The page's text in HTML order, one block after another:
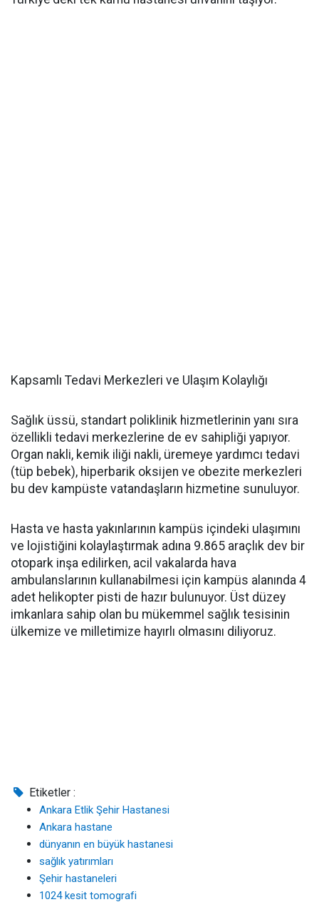
Kapsamlı Tedavi Merkezleri ve Ulaşım Kolaylığı
Sağlık üssü, standart poliklinik hizmetlerinin yanı sıra
özellikli tedavi merkezlerine de ev sahipliği yapıyor.
Organ nakli, kemik iliği nakli, üremeye yardımcı tedavi
(tüp bebek), hiperbarik oksijen ve obezite merkezleri
bu dev kampüste vatandaşların hizmetine sunuluyor.
Hasta ve hasta yakınlarının kampüs içindeki ulaşımını
ve lojistiğini kolaylaştırmak adına 9.865 araçlık dev bir
otopark inşa edilirken, acil vakalarda hava
ambulanslarının kullanabilmesi için kampüs alanında 4
adet helikopter pisti de hazır bulunuyor. Üst düzey
imkanlara sahip olan bu mükemmel sağlık tesisinin
ülkemize ve milletimize hayırlı olmasını diliyoruz.
Etiketler :
Ankara Etlik Şehir Hastanesi
Ankara hastane
dünyanın en büyük hastanesi
sağlık yatırımları
Şehir hastaneleri
1024 kesit tomografi